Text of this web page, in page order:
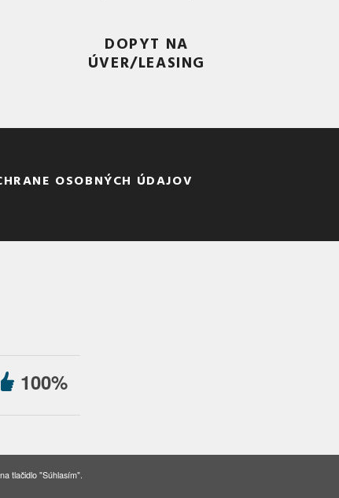
DOPYT NA
ÚVER/LEASING
OSOBNÝCH ÚDAJOV
100%
tlačidlo "Súhlasím".